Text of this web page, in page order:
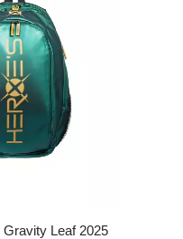
Leaf 2025